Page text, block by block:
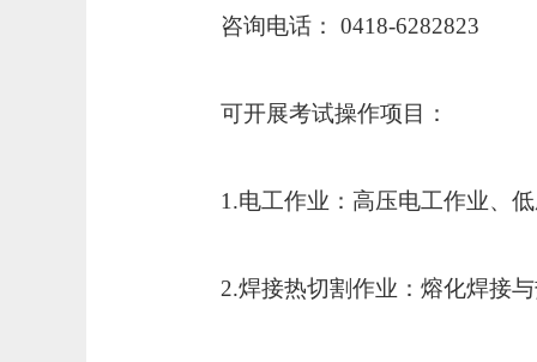
咨询电话： 0418-6282823
可开展考试操作项目：
1.电工作业：高压电工作业、
2.焊接热切割作业：熔化焊接